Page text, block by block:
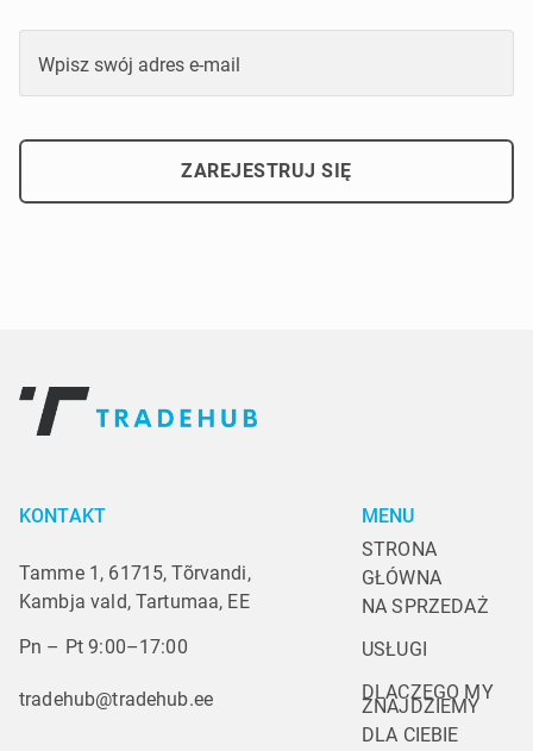
Wpisz swój adres e-mail
ZAREJESTRUJ SIĘ
KONTAKT
Tamme 1, 61715, Tõrvandi,
Kambja vald, Tartumaa, EE
Pn – Pt 9:00–17:00
tradehub@tradehub.ee
MENU
STRONA
GŁÓWNA
NA SPRZEDAŻ
USŁUGI
DLACZEGO MY
ZNAJDZIEMY
DLA CIEBIE